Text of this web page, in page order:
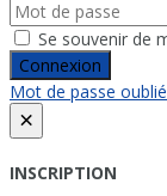
Se souvenir de
Connexion
Mot de passe
×
INSCRIPTION